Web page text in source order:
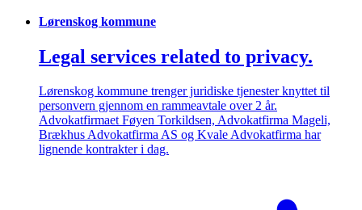
Lørenskog kommune
Legal services related to privacy.
Lørenskog kommune trenger juridiske tjenester knyttet til
personvern gjennom en rammeavtale over 2 år.
Advokatfirmaet Føyen Torkildsen, Advokatfirma Mageli,
Brækhus Advokatfirma AS og Kvale Advokatfirma har
lignende kontrakter i dag.